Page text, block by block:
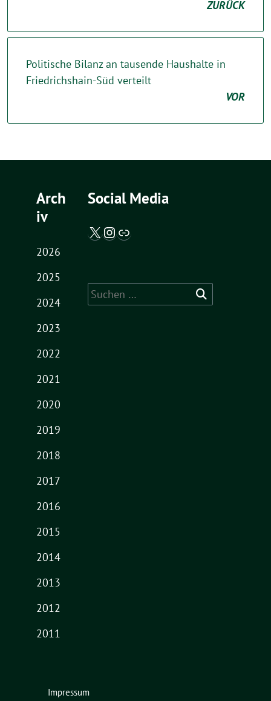
ZURÜCK
Politische Bilanz an tausende Haushalte in
Friedrichshain-Süd verteilt
VOR
Arch
iv
2026
2025
2024
2023
2022
2021
2020
2019
2018
2017
2016
2015
2014
2013
2012
2011
Social Media
X / Twitter
Instagram
Abgeordnetenwatch
Suche
nach:
Impressum